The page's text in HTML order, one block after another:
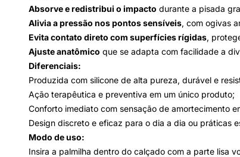
Absorve e redistribui o impacto durante a pisada
Alivia a pressão nos pontos sensíveis, com ogivas
Evita contato direto com superfícies rígidas,
Ajuste anatômico que se adapta com facilidade a
Diferenciais:
Produzida com silicone de alta pureza, durável e
Ação terapêutica e preventiva em um único produto;
Conforto imediato com sensação de amortecimento
Design discreto e eficaz para o dia a dia ou práticas
Modo de uso:
Insira a palmilha dentro do calçado com a parte lisa